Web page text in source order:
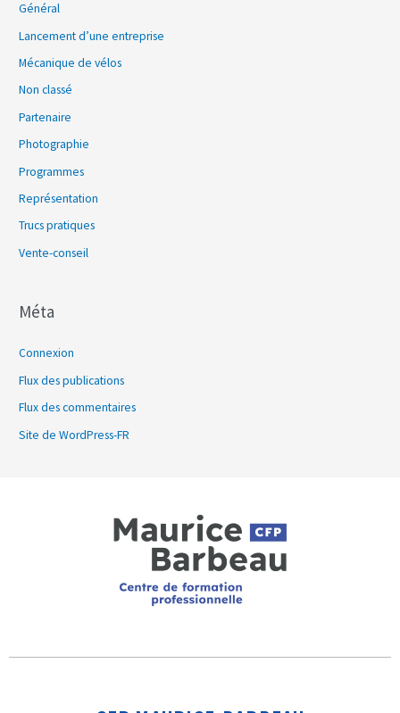
Général
Lancement d’une entreprise
Mécanique de vélos
Non classé
Partenaire
Photographie
Programmes
Représentation
Trucs pratiques
Vente-conseil
Méta
Connexion
Flux des publications
Flux des commentaires
Site de WordPress-FR